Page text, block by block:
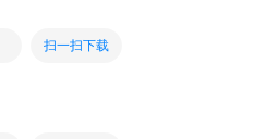
扫一扫下载